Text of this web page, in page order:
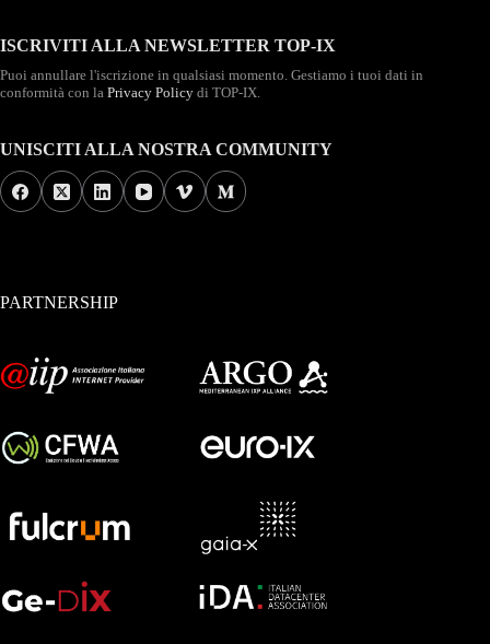
ISCRIVITI ALLA NEWSLETTER TOP-IX
Puoi annullare l'iscrizione in qualsiasi momento. Gestiamo i tuoi dati in
conformità con la Privacy Policy di TOP-IX.
UNISCITI ALLA NOSTRA COMMUNITY
PARTNERSHIP